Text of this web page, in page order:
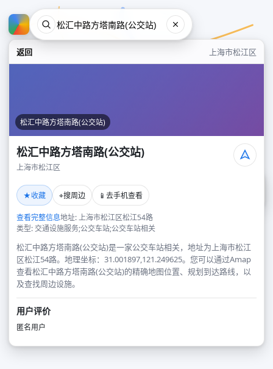
返回 上海市松江区
松汇中路方塔南路(公交站)
松汇中路方塔南路(公交站)
上海市松江区
★收藏 ⌖搜周边 📱 去手机查看
查看完整信息地址: 上海市松江区松江54路
类型: 交通设施服务;公交车站;公交车站相关
松汇中路方塔南路(公交站)是一家公交车站相关，地址为上海市松江
区松江54路。地理坐标：31.001897,121.249625。您可以通过Amap
查看松汇中路方塔南路(公交站)的精确地图位置、规划到达路线，以
及查找周边设施。
用户评价
匿名用户